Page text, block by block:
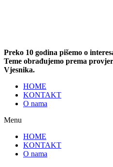
Preko 10 godina pišemo o
Teme obrađujemo prema
Vjesnika.
HOME
KONTAKT
O nama
Menu
HOME
KONTAKT
O nama